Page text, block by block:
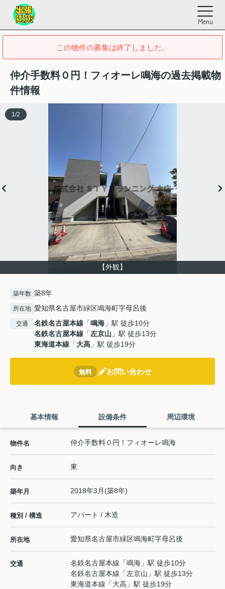
Menu
この物件の募集は終了しました。
仲介手数料０円！フィオーレ鳴海の過去掲載物
件情報
【外観】
1 /2
築年数 築8年
所在地 愛知県名古屋市緑区鳴海町字母呂後
交通 名鉄名古屋本線 「鳴海 」駅 徒歩10分
名鉄名古屋本線 「左京山 」駅 徒歩13分
東海道本線 「大高 」駅 徒歩19分
無料 お問い合わせ
基本情報 設備条件 周辺環境
物件名 仲介手数料０円！フィオーレ鳴海
向き 東
築年月 2018年3月(築8年)
種別 / 構造 アパート / 木造
所在地 愛知県名古屋市緑区鳴海町字母呂後
交通 名鉄名古屋本線 「鳴海 」駅 徒歩10分
名鉄名古屋本線 「左京山 」駅 徒歩13分
東海道本線 「大高 」駅 徒歩19分